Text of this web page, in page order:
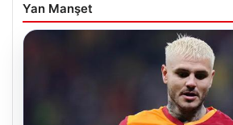
Yan Manşet